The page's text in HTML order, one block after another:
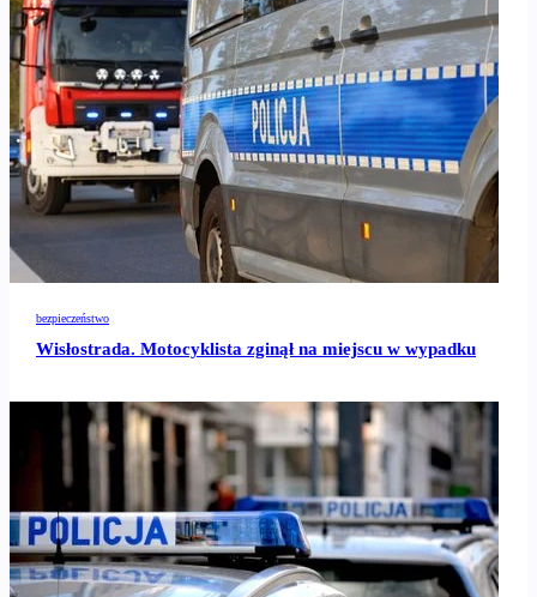
bezpieczeństwo
Wisłostrada. Motocyklista zginął na miejscu w wypadku